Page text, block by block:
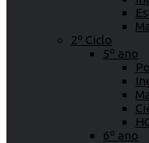
2º Ciclo
5º ano
6º ano